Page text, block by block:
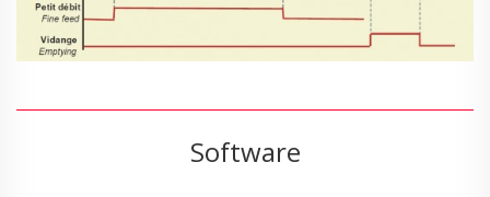
Software